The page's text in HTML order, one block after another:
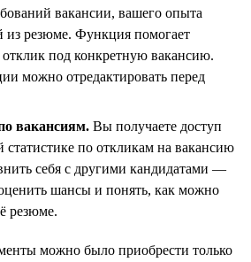
вакансии, вашего опыта
из резюме. Функция помогает
отклик под конкретную вакансию.
можно отредактировать перед
вакансиям. Вы получаете доступ
по откликам на вакансию
себя с другими кандидатами —
шансы и понять, как можно
резюме.
можно было приобрести только